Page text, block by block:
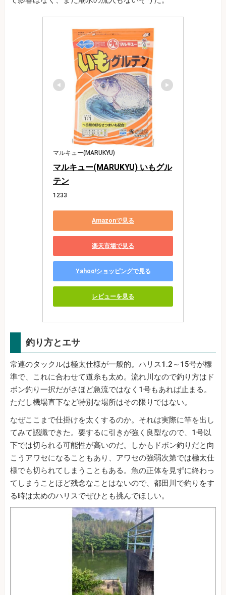
マルキュー(MARUKYU)
マルキュー(MARUKYU) いもグル
テン
1233
Amazonで見る
楽天市場で見る
Yahoo!ショッピングで見る
レビューを見る
釣り方とエサ
常連のタックルは極太仕様が一般的。ハリス1.2～15号が標
準で、これに合わせて道糸も太め。流れ川なので釣り方はド
ボン釣り一択だがさほど急流ではなく1号もあれば止まる。
ただし機場直下など特別な場所はその限りではない。
なぜここまで仕掛けを太くするのか。それは実際に竿を出し
てみて認識できた。要するに引きが強く良型なので、1号以
下では切られる可能性が高いのだ。しかもドボン釣りだと向
こうアワセになることもあり、アワセの強弱次第では極太仕
様でも切られてしまうこともある。魚の正体を見ずに終わっ
てしまうことほど残念なことはないので、都田川で釣りをす
る時は太めのハリスでぜひとも挑んでほしい。